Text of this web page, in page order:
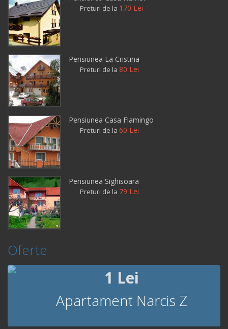
Preturi de la 170 Lei
Pensiunea La Cristina
Preturi de la 80 Lei
Pensiunea Casa Flamingo
Preturi de la 60 Lei
Pensiunea Sighisoara
Preturi de la 79 Lei
Oferte
1 Lei
Apartament Narcis Z